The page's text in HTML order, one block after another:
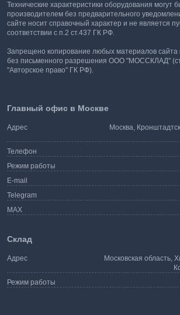
Технические характеристики оборудования могут
производителем без предварительного
сайте носит справочный характер и не является
соответствии с п.2 ст.437 ГК РФ.
Запрещено копирование любых материалов сайта
без письменного разрешения ООО "МОССКЛАД"
"Авторское право" ГК РФ).
Главный офис в Москве
Адрес
Москва,
Телефон
Режим работы
E-mail
Telegram
MAX
Склад
Адрес
Московская область,
Режим работы